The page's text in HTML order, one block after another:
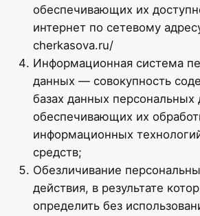
обеспечивающих их
интернет по сетевому
cherkasova.ru/
Информационная система
данных — совокупность
базах данных персональных
обеспечивающих их
информационных
средств;
Обезличивание
действия, в результате
определить без